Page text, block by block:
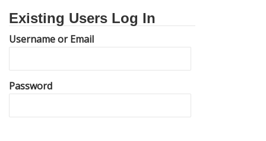
Existing Users Log In
Username or Email
Password